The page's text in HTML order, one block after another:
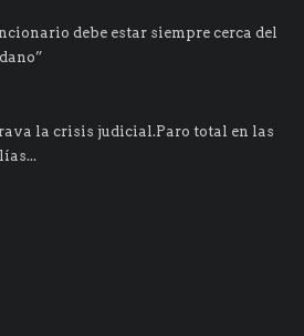
debe estar siempre cerca del
la crisis judicial.Paro total en las